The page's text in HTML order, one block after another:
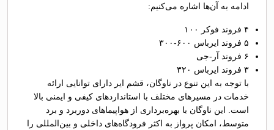
ادامه به آن‌ها اشاره می‌کنیم:
۴ فروند فوکر ۱۰۰
۵ فروند ایرباس ۶۰۰-۳۰۰
۶ فروند آر-جی
۳ فروند ایرباس ۳۲۰
با توجه به این تنوع در ناوگان، قشم ایر دارای توانایی ارائه
خدمات در مسیرهای مختلف با استانداردهای کیفی و ایمنی بالا
است. این ناوگان با بهره‌برداری از هواپیماهای دوربرد و برد
متوسط، امکان پرواز به اکثر فرودگاه‌های داخلی و بین‌المللی را